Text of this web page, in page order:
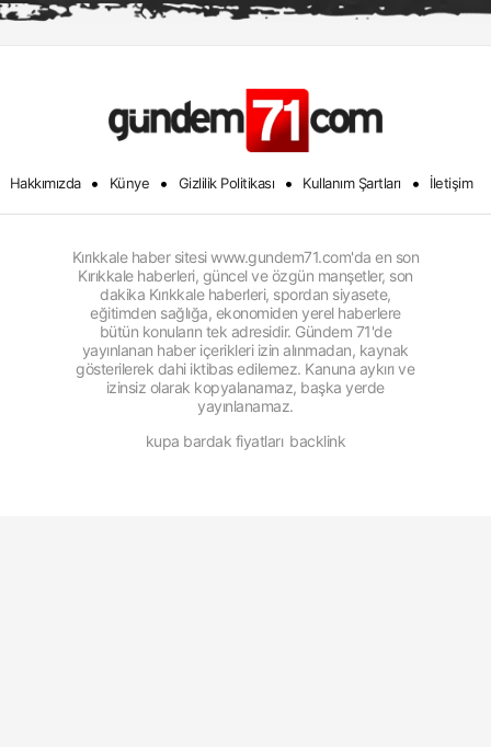
Hakkımızda • Künye • Gizlilik Politikası • Kullanım Şartları • İletişim
Kırıkkale haber sitesi www.gundem71.com'da en son
Kırıkkale haberleri, güncel ve özgün manşetler, son
dakika Kırıkkale haberleri, spordan siyasete,
eğitimden sağlığa, ekonomiden yerel haberlere
bütün konuların tek adresidir. Gündem 71'de
yayınlanan haber içerikleri izin alınmadan, kaynak
gösterilerek dahi iktibas edilemez. Kanuna aykırı ve
izinsiz olarak kopyalanamaz, başka yerde
yayınlanamaz.
kupa bardak fiyatları backlink